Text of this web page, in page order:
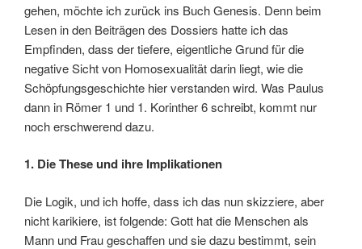
gehen, möchte ich zurück ins Buch Genesis. Denn beim
Lesen in den Beiträgen des Dossiers hatte ich das
Empfinden, dass der tiefere, eigentliche Grund für die
negative Sicht von Homosexualität darin liegt, wie die
Schöpfungsgeschichte hier verstanden wird. Was Paulus
dann in Römer 1 und 1. Korinther 6 schreibt, kommt nur
noch erschwerend dazu.
1. Die These und ihre Implikationen
Die Logik, und ich hoffe, dass ich das nun skizziere, aber
nicht karikiere, ist folgende: Gott hat die Menschen als
Mann und Frau geschaffen und sie dazu bestimmt, sein